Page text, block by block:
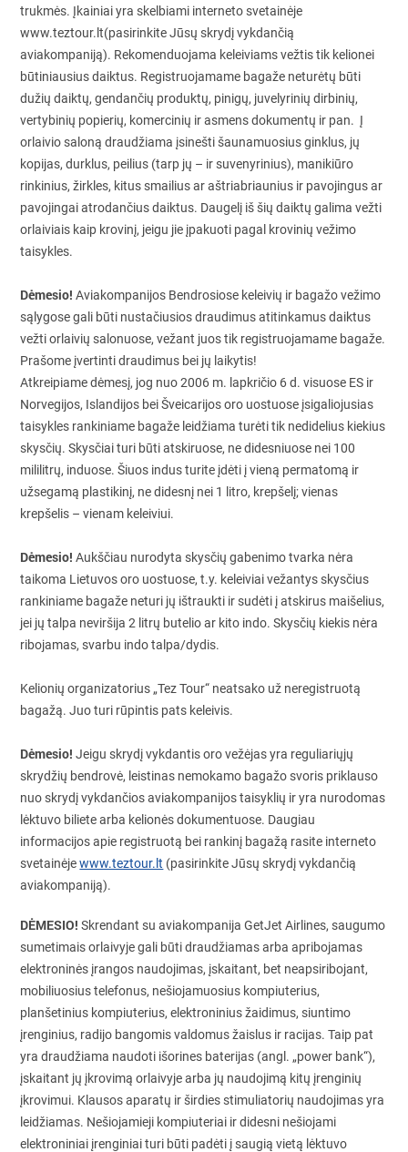
trukmės. Įkainiai yra skelbiami interneto svetainėje
www.teztour.lt(pasirinkite Jūsų skrydį vykdančią
aviakompaniją). Rekomenduojama keleiviams vežtis tik kelionei
būtiniausius daiktus. Registruojamame bagaže neturėtų būti
dužių daiktų, gendančių produktų, pinigų, juvelyrinių dirbinių,
vertybinių popierių, komercinių ir asmens dokumentų ir pan. Į
orlaivio saloną draudžiama įsinešti šaunamuosius ginklus, jų
kopijas, durklus, peilius (tarp jų – ir suvenyrinius), manikiūro
rinkinius, žirkles, kitus smailius ar aštriabriaunius ir pavojingus ar
pavojingai atrodančius daiktus. Daugelį iš šių daiktų galima vežti
orlaiviais kaip krovinį, jeigu jie įpakuoti pagal krovinių vežimo
taisykles.
Dėmesio! Aviakompanijos Bendrosiose keleivių ir bagažo vežimo
sąlygose gali būti nustačiusios draudimus atitinkamus daiktus
vežti orlaivių salonuose, vežant juos tik registruojamame bagaže.
Prašome įvertinti draudimus bei jų laikytis!
Atkreipiame dėmesį, jog nuo 2006 m. lapkričio 6 d. visuose ES ir
Norvegijos, Islandijos bei Šveicarijos oro uostuose įsigaliojusias
taisykles rankiniame bagaže leidžiama turėti tik nedidelius kiekius
skysčių. Skysčiai turi būti atskiruose, ne didesniuose nei 100
mililitrų, induose. Šiuos indus turite įdėti į vieną permatomą ir
užsegamą plastikinį, ne didesnį nei 1 litro, krepšelį; vienas
krepšelis – vienam keleiviui.
Dėmesio! Aukščiau nurodyta skysčių gabenimo tvarka nėra
taikoma Lietuvos oro uostuose, t.y. keleiviai vežantys skysčius
rankiniame bagaže neturi jų ištraukti ir sudėti į atskirus maišelius,
jei jų talpa neviršija 2 litrų butelio ar kito indo. Skysčių kiekis nėra
ribojamas, svarbu indo talpa/dydis.
Kelionių organizatorius „Tez Tour“ neatsako už neregistruotą
bagažą. Juo turi rūpintis pats keleivis.
Dėmesio! Jeigu skrydį vykdantis oro vežėjas yra reguliariųjų
skrydžių bendrovė, leistinas nemokamo bagažo svoris priklauso
nuo skrydį vykdančios aviakompanijos taisyklių ir yra nurodomas
lėktuvo biliete arba kelionės dokumentuose. Daugiau
informacijos apie registruotą bei rankinį bagažą rasite interneto
svetainėjewww.teztour.lt (pasirinkite Jūsų skrydį vykdančią
aviakompaniją).
DĖMESIO! Skrendant su aviakompanija GetJet Airlines, saugumo
sumetimais orlaivyje gali būti draudžiamas arba apribojamas
elektroninės įrangos naudojimas, įskaitant, bet neapsiribojant,
mobiliuosius telefonus, nešiojamuosius kompiuterius,
planšetinius kompiuterius, elektroninius žaidimus, siuntimo
įrenginius, radijo bangomis valdomus žaislus ir racijas. Taip pat
yra draudžiama naudoti išorines baterijas (angl. „power bank“),
įskaitant jų įkrovimą orlaivyje arba jų naudojimą kitų įrenginių
įkrovimui. Klausos aparatų ir širdies stimuliatorių naudojimas yra
leidžiamas. Nešiojamieji kompiuteriai ir didesni nešiojami
elektroniniai įrenginiai turi būti padėti į saugią vietą lėktuvo